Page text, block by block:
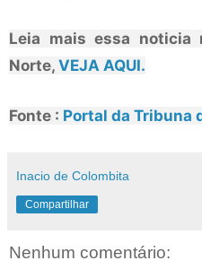
Leia mais essa noticia
Norte, VEJA AQUI.
Fonte : Portal da Tribuna
Inacio de Colombita
Compartilhar
Nenhum comentário: